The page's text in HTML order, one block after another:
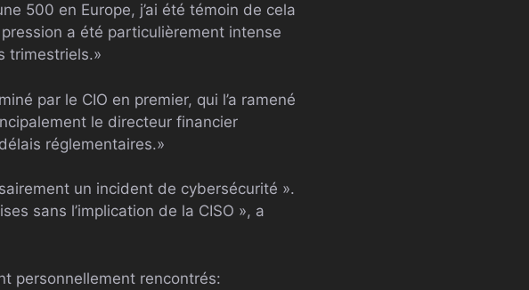
500 en Europe, j’ai été témoin de cela
a été particulièrement intense
trimestriels.»
par le CIO en premier, qui l’a ramené
le directeur financier
réglementaires.»
un incident de cybersécurité ».
sans l’implication de la CISO », a
personnellement rencontrés: